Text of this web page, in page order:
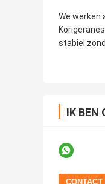
We werken
stabiel
IK BEN